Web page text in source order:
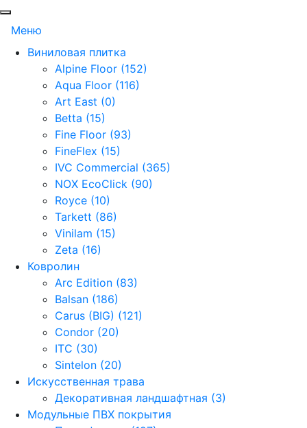
Меню
Виниловая плитка
Alpine Floor (152)
Aqua Floor (116)
Art East (0)
Betta (15)
Fine Floor (93)
FineFlex (15)
IVC Commercial (365)
NOX EcoClick (90)
Royce (10)
Tarkett (86)
Vinilam (15)
Zeta (16)
Ковролин
Arc Edition (83)
Balsan (186)
Carus (BIG) (121)
Condor (20)
ITC (30)
Sintelon (20)
Искусственная трава
Декоративная ландшафтная (3)
Модульные ПВХ покрытия